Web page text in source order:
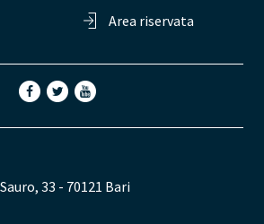
Area riservata
33 - 70121 Bari